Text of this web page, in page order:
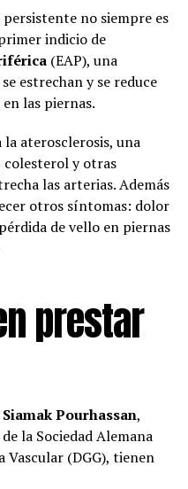
no siempre es
indicio de
(EAP), una
estrechan y se reduce
las piernas.
la aterosclerosis, una
colesterol y otras
las arterias. Además
otros síntomas: dolor
de vello en piernas
prestar
Siamak Pourhassan,
la Sociedad Alemana
Vascular (DGG), tienen